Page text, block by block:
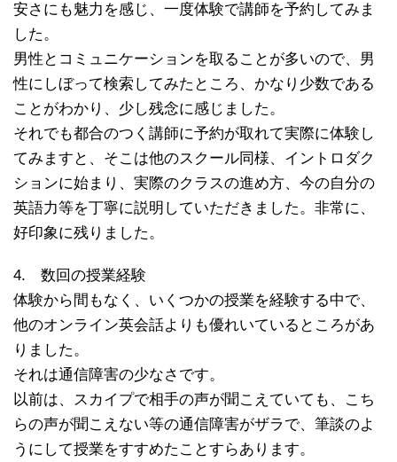
安さにも魅力を感じ、一度体験で講師を予約してみま
した。
男性とコミュニケーションを取ることが多いので、男
性にしぼって検索してみたところ、かなり少数である
ことがわかり、少し残念に感じました。
それでも都合のつく講師に予約が取れて実際に体験し
てみますと、そこは他のスクール同様、イントロダク
ションに始まり、実際のクラスの進め方、今の自分の
英語力等を丁寧に説明していただきました。非常に、
好印象に残りました。
4. 数回の授業経験
体験から間もなく、いくつかの授業を経験する中で、
他のオンライン英会話よりも優れいているところがあ
りました。
それは通信障害の少なさです。
以前は、スカイプで相手の声が聞こえていても、こち
らの声が聞こえない等の通信障害がザラで、筆談のよ
うにして授業をすすめたことすらあります。